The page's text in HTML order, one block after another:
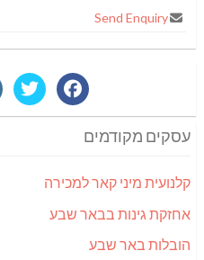
Send Enquiry
עסקים מקודמים
קלנועית מיני קאר למכירה
אחזקת גינות בבאר שבע
הובלות באר שבע